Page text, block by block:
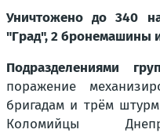
Уничтожено до 340
"Град", 2 бронемашины
Подразделениями
поражение
бригадам и трём
Коломийцы